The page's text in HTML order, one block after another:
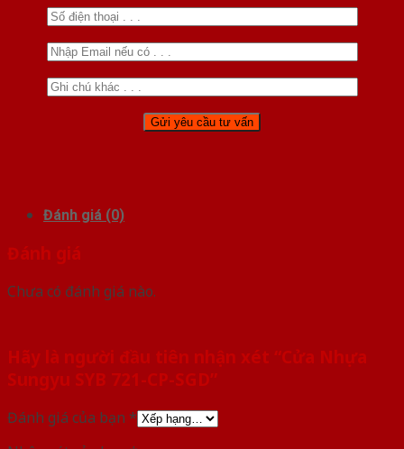
Đánh giá (0)
Đánh giá
Chưa có đánh giá nào.
Hãy là người đầu tiên nhận xét “Cửa Nhựa
Sungyu SYB 721-CP-SGD”
Đánh giá của bạn *